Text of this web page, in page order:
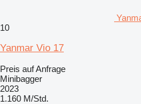
10
Yanmar Vio 17
Preis auf Anfrage
Minibagger
2023
1.160 M/Std.